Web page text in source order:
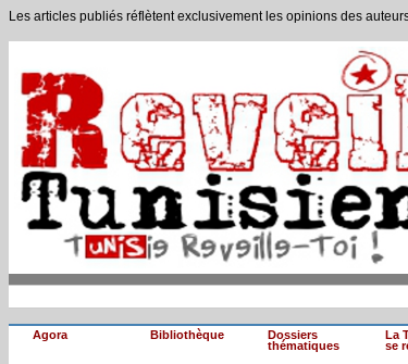
Les articles publiés réflètent exclusivement les opinions des
Agora Bibliothèque
Dossiers
thématiques
La
se